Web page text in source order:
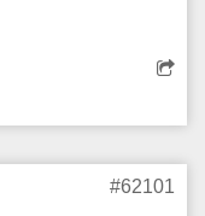
இல்லை.
வெளியேறும்
வீட்டின்
சுகாதாரம்
அபாயம்
#62101